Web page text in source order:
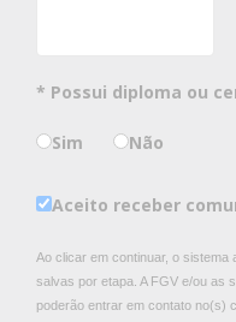
* Possui diploma ou
Sim Não
Aceito receber
Ao clicar em continuar, o sistema
salvas por etapa. A FGV e/ou as
poderão entrar em contato no(s)